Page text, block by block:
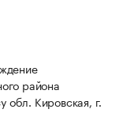
района
обл. Кировская, г.